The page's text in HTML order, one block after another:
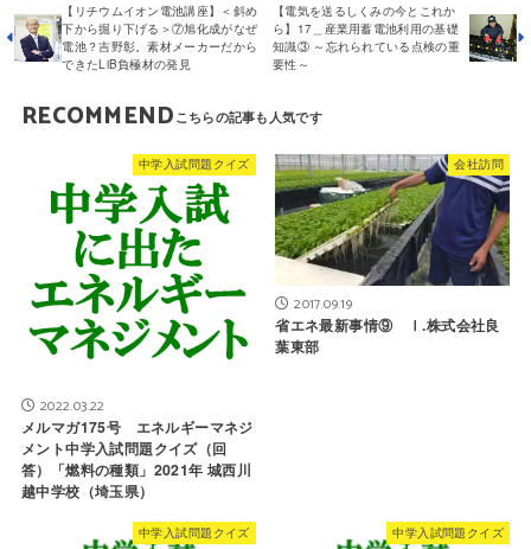
【電気を送るしくみの今とこれか
ら】17＿産業用蓄電池利用の基礎
知識③ ～忘れられている点検の重
要性～
【リチウムイオン電池講座】＜斜め
下から掘り下げる＞⑦旭化成がなぜ
電池？吉野彰。素材メーカーだから
できたLiB負極材の発見
RECOMMEND
中学入試問題クイズ
2022.03.22
メルマガ175号 エネルギーマネジ
メント中学入試問題クイズ（回
答）「燃料の種類」2021年 城西川
越中学校（埼玉県）
会社訪問
2017.09.19
省エネ最新事情⑨ Ⅰ.株式会社良
葉東部
中学入試問題クイズ 中学入試問題クイズ